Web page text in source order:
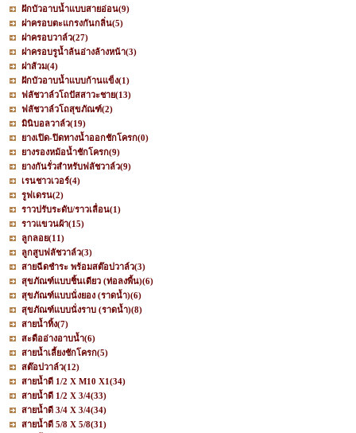
ฝักบัวอาบน้ำแบบสายอ่อน(9)
ฝาครอบตะแกรงกันกลิ่น(5)
ฝาครอบวาล์ว(27)
ฝาครอบรูน้ำล้นอ่างล้างหน้า(3)
ฝาส้วม(4)
ฝักบัวอาบน้ำแบบก้านแข็ง(1)
ฟลัชวาล์วโถปัสสาวะชาย(13)
ฟลัชวาล์วโถสุขภัณฑ์(2)
มินิบอลวาล์ว(19)
ยางเปิด-ปิดทางน้ำออกชักโครก(0)
ยางรองหม้อน้ำชักโครก(9)
ยางกันรั่วสำหรับฟลัชวาล์ว(9)
เรนชาวเวอร์(4)
รูฟเดรน(2)
ราวปรับระดับ/ราวเลื่อน(1)
ราวแขวนผ้า(15)
ลูกลอย(11)
ลูกสูบฟลัชวาล์ว(3)
สายฉีดชำระ พร้อมสต๊อปวาล์ว(3)
สุขภัณฑ์แบบชิ้นเดียว (ท่อลงพื้น)(6)
สุขภัณฑ์แบบนั่งยอง (ราดน้ำ)(6)
สุขภัณฑ์แบบนั่งราบ (ราดน้ำ)(8)
สายน้ำทิ้ง(7)
สะดืออ่างอาบน้ำ(6)
สายน้ำเลี้ยงชักโครก(5)
สต๊อปวาล์ว(12)
สายน้ำดี 1/2 X M10 X1(34)
สายน้ำดี 1/2 X 3/4(33)
สายน้ำดี 3/4 X 3/4(34)
สายน้ำดี 5/8 X 5/8(31)